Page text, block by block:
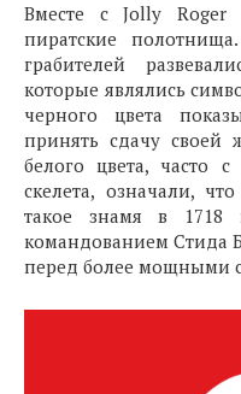
Вместе с Jolly
пиратские
грабителей
которые являлись
черного цвета
принять сдачу своей
белого цвета, часто с
скелета, означали,
такое знамя в 1718
командованием Стида
перед более мощными